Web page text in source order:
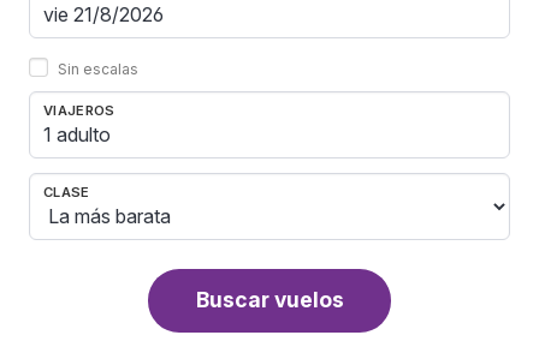
Sin escalas
VIAJEROS
1 adulto
CLASE
Buscar vuelos